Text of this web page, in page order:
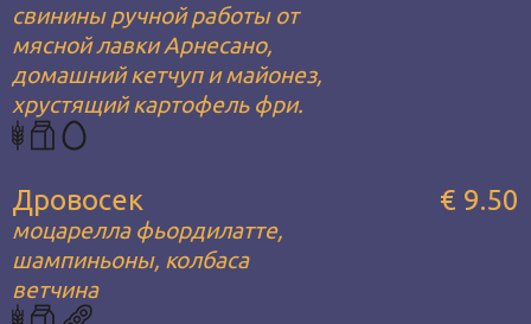
свинины ручной работы от
мясной лавки Арнесано,
домашний кетчуп и майонез,
хрустящий картофель фри.
Дровосек
моцарелла фьордилатте,
шампиньоны, колбаса
ветчина
€ 9.50